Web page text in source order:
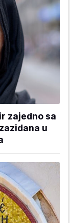
zajedno sa
u